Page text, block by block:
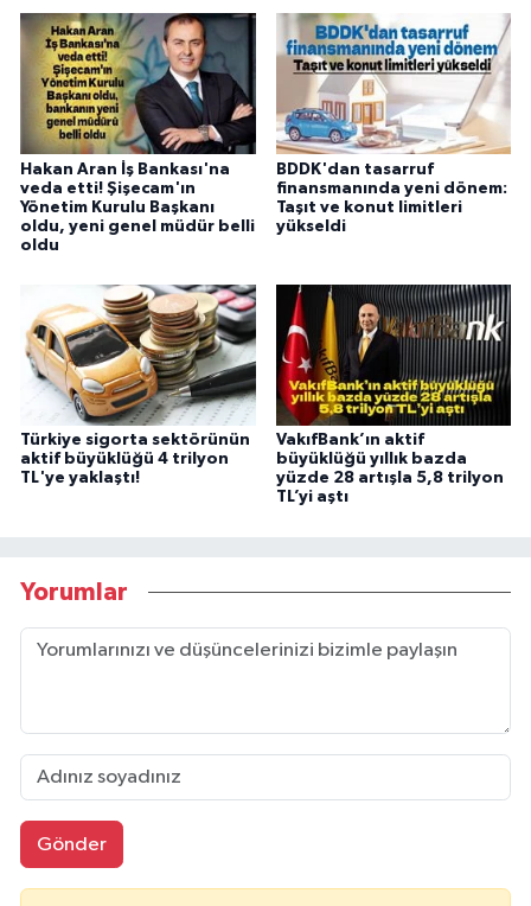
Hakan Aran İş Bankası'na
veda etti! Şişecam'ın
Yönetim Kurulu Başkanı
oldu, yeni genel müdür belli
oldu
BDDK'dan tasarruf
finansmanında yeni dönem:
Taşıt ve konut limitleri
yükseldi
Türkiye sigorta sektörünün
aktif büyüklüğü 4 trilyon
TL'ye yaklaştı!
VakıfBank’ın aktif
büyüklüğü yıllık bazda
yüzde 28 artışla 5,8 trilyon
TL’yi aştı
Yorumlar
Gönder